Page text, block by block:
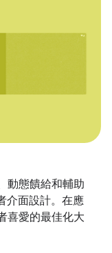
動態饋給和輔助
介面設計。在應
喜愛的最佳化大